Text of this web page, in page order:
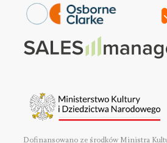
Dofinansowano ze środków Ministra